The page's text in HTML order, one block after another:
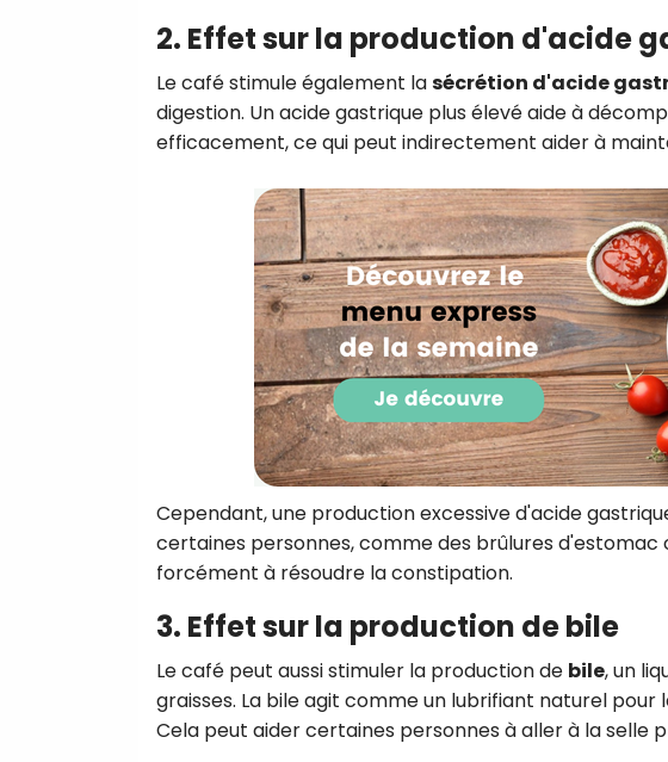
2. Effet sur la production d'acide
Le café stimule également lasécrétion d'acide
digestion. Un acide gastrique plus élevé aide à
efficacement, ce qui peut indirectement aider à
Cependant, une production excessive d'acide
certaines personnes, comme des brûlures d'estomac
forcément à résoudre la constipation.
3. Effet sur la production de bile
Le café peut aussi stimuler la production de bile, un
graisses. La bile agit comme un lubrifiant naturel pour
Cela peut aider certaines personnes à aller à la selle